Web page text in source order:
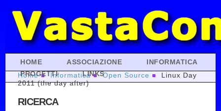
HOME ASSOCIAZIONE
INFORMATICA
PROGETTI
LINKS
Home Informatica Open Source
Linux Day
2011 (the day after)
RICERCA